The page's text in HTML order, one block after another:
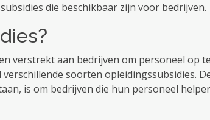
die beschikbaar zijn voor bedrijven.
verstrekt aan bedrijven om personeel op te
soorten opleidingssubsidies.
is om bedrijven die hun personeel